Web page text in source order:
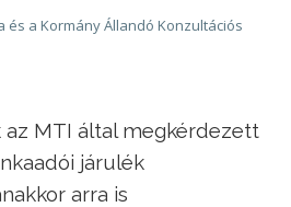
és a Kormány Állandó Konzultációs
az MTI által megkérdezett
járulék
arra is